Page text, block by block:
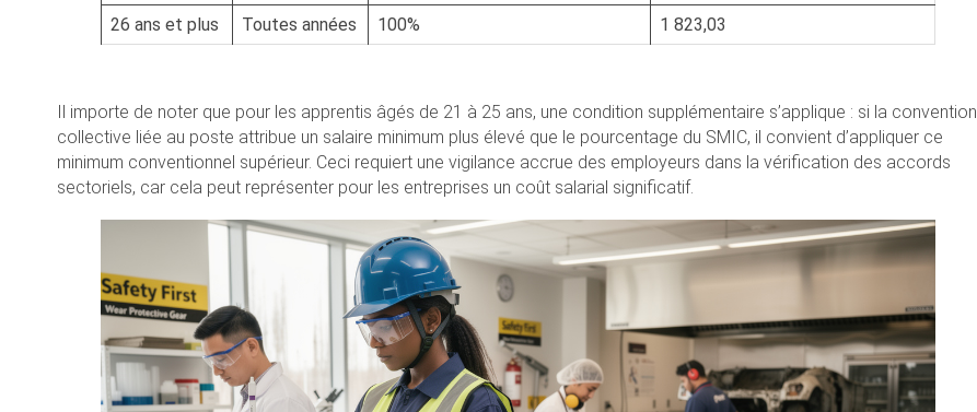
26 ans et plus
Toutes années 100% 1 823,03
Il importe de noter que pour les apprentis âgés de 21 à 25 ans, une condition supplémentaire s’applique : si la convention
collective liée au poste attribue un salaire minimum plus élevé que le pourcentage du SMIC, il convient d’appliquer ce
minimum conventionnel supérieur. Ceci requiert une vigilance accrue des employeurs dans la vérification des accords
sectoriels, car cela peut représenter pour les entreprises un coût salarial significatif.